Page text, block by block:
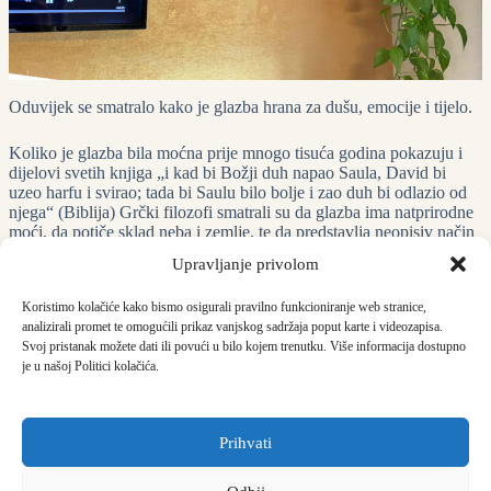
Upravljanje privolom
Koristimo kolačiće kako bismo osigurali pravilno funkcioniranje web stranice,
analizirali promet te omogućili prikaz vanjskog sadržaja poput karte i videozapisa.
Svoj pristanak možete dati ili povući u bilo kojem trenutku. Više informacija dostupno
je u našoj Politici kolačića.
Prihvati
Oduvijek se smatralo kako je glazba hrana za dušu, emocije i tijelo.
Koliko je glazba bila moćna prije mnogo tisuća godina pokazuju i
dijelovi svetih knjiga „i kad bi Božji duh napao Saula, David bi
uzeo harfu i svirao; tada bi Saulu bilo bolje i zao duh bi odlazio od
njega“ (Biblija) Grčki filozofi smatrali su da glazba ima natprirodne
moći, da potiče sklad neba i zemlje, te da predstavlja neopisiv način
slučajevima tjelesnih i duševnih oboljenja. Današnja istraživanja
terapijsku ulogu. Muzikoterapija je usmjerena na razvijanje
potencijala i ponovnog vračanja sposobnosti pojedincima da bi
mogli kvalitetnije živjeti…